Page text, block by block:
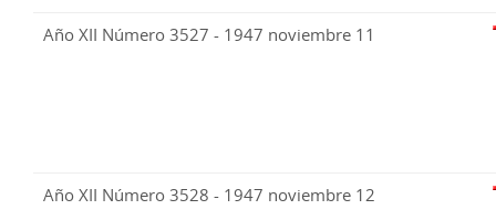
Año XII Número 3527 - 1947 noviembre 11
Año XII Número 3528 - 1947 noviembre 12